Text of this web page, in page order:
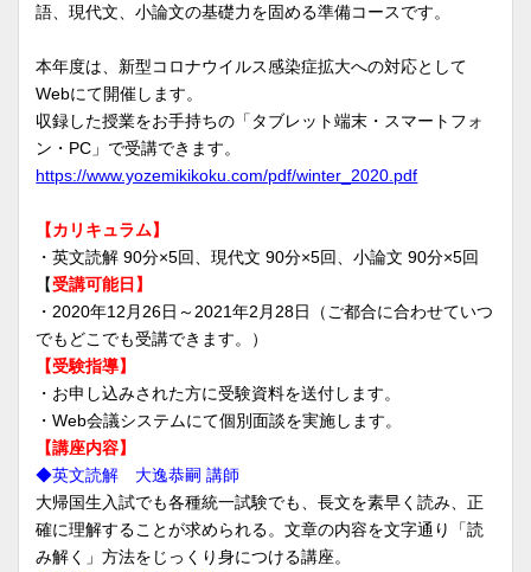
語、現代文、小論文の基礎力を固める準備コースです。
本年度は、新型コロナウイルス感染症拡大への対応として
Webにて開催します。
収録した授業をお手持ちの「タブレット端末・スマートフォ
ン・PC」で受講できます。
https://www.yozemikikoku.com/pdf/winter_2020.pdf
【カリキュラム】
・英文読解 90分×5回、現代文 90分×5回、小論文 90分×5回
【受講可能日】
・2020年12月26日～2021年2月28日（ご都合に合わせていつ
でもどこでも受講できます。）
【受験指導】
・お申し込みされた方に受験資料を送付します。
・Web会議システムにて個別面談を実施します。
【講座内容】
◆英文読解 大逸恭嗣 講師
大帰国生入試でも各種統一試験でも、長文を素早く読み、正
確に理解することが求められる。文章の内容を文字通り「読
み解く」方法をじっくり身につける講座。